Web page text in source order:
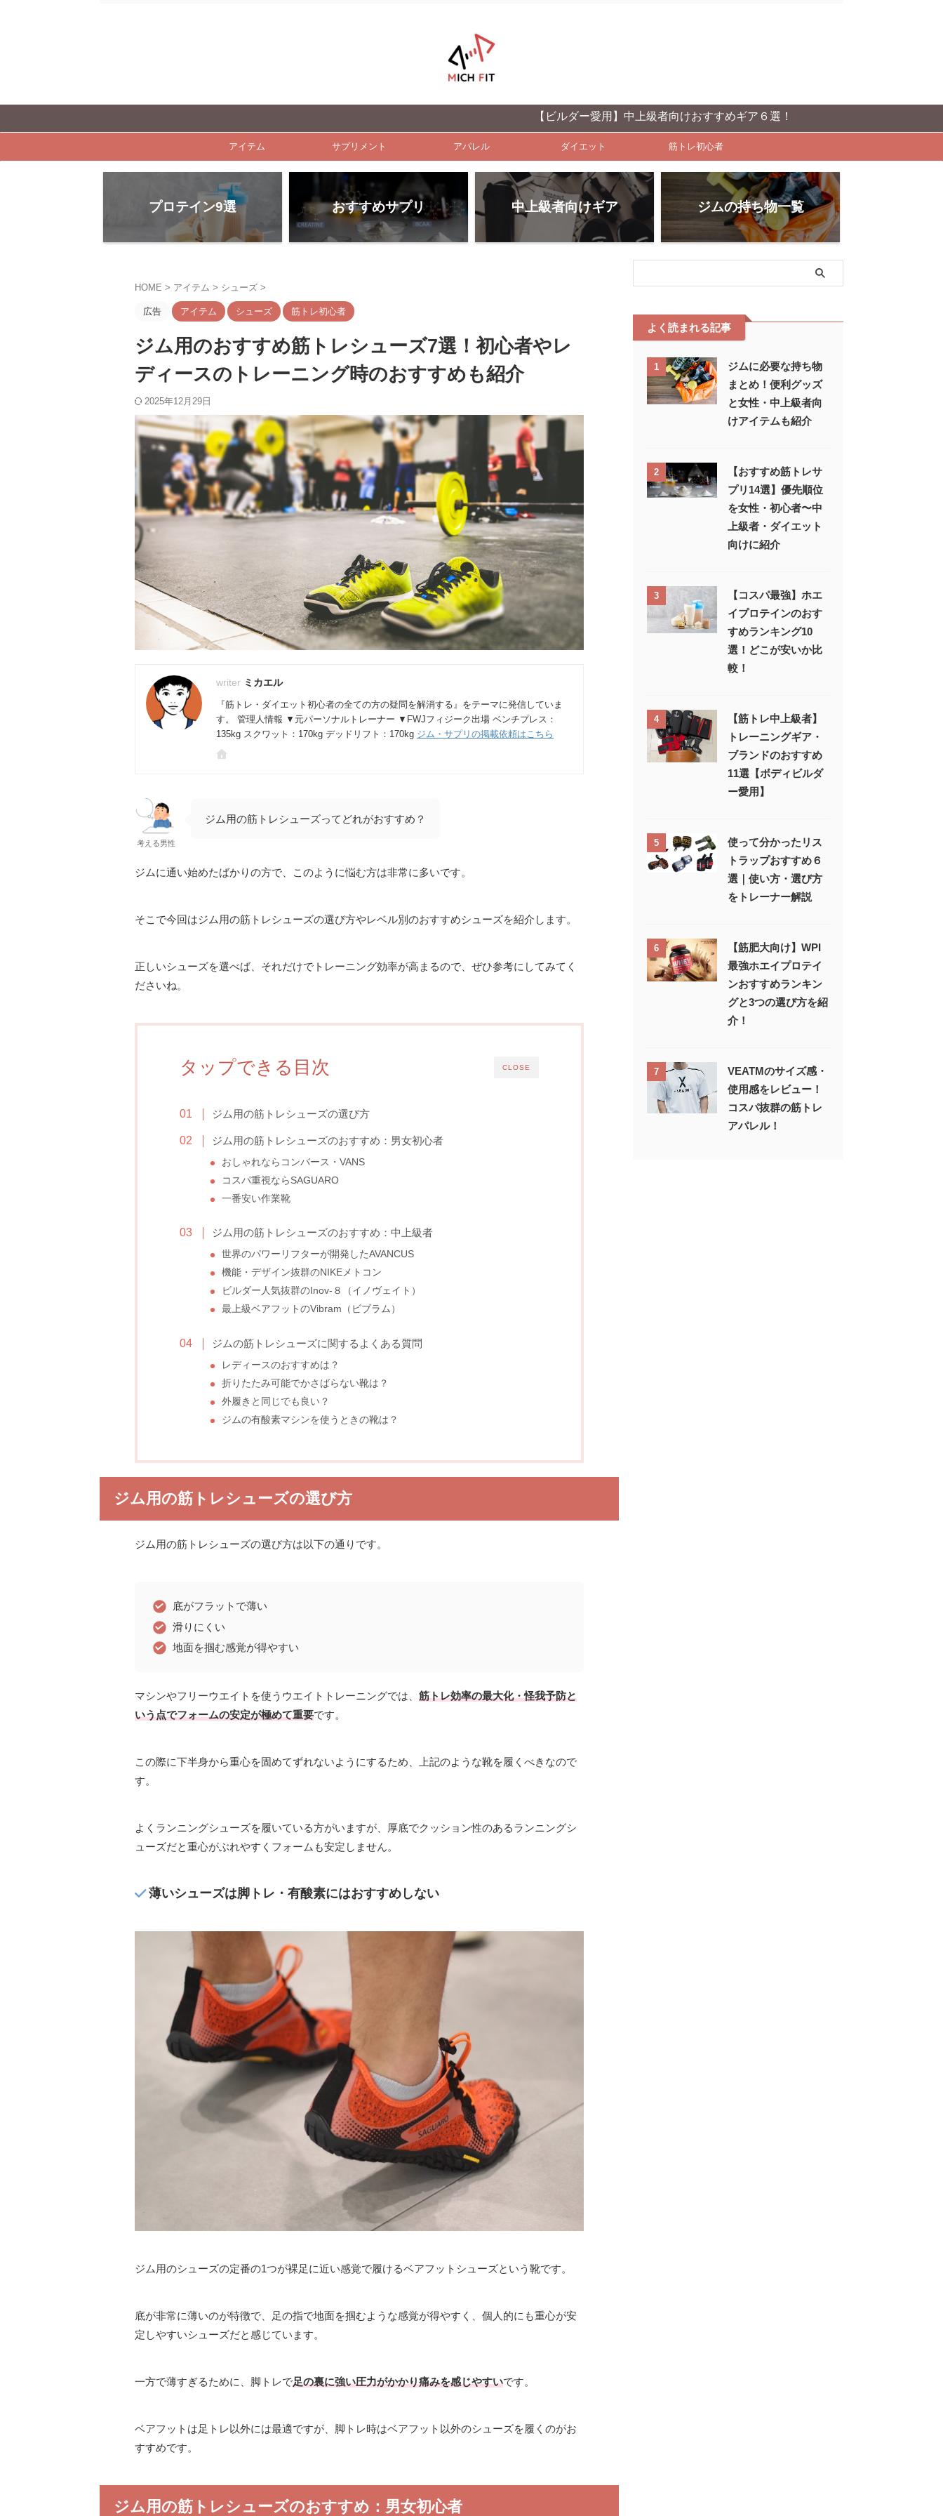
【ビルダー愛用】中上級者向けおすすめギア６選！
アイテム サプリメント アパレル ダイエット 筋トレ初心者
プロテイン9選 おすすめサプリ 中上級者向けギア ジムの持ち物一覧
HOME > アイテム > シューズ >
広告 アイテム シューズ 筋トレ初心者
ジム用のおすすめ筋トレシューズ7選！初心者やレ
ディースのトレーニング時のおすすめも紹介
2025年12月29日
ミカエル
『筋トレ・ダイエット初心者の全ての方の疑問を解消する』をテーマに発信していま
す。 管理人情報 ▼元パーソナルトレーナー ▼FWJフィジーク出場 ベンチプレス：
135kg スクワット：170kg デッドリフト：170kg ジム・サプリの掲載依頼はこちら
考える男性
ジム用の筋トレシューズってどれがおすすめ？
ジムに通い始めたばかりの方で、このように悩む方は非常に多いです。
そこで今回はジム用の筋トレシューズの選び方やレベル別のおすすめシューズを紹介します。
正しいシューズを選べば、それだけでトレーニング効率が高まるので、ぜひ参考にしてみてく
ださいね。
CLOSE
タップできる目次
ジム用の筋トレシューズの選び方
ジム用の筋トレシューズのおすすめ：男女初心者
おしゃれならコンバース・VANS
コスパ重視ならSAGUARO
一番安い作業靴
ジム用の筋トレシューズのおすすめ：中上級者
世界のパワーリフターが開発したAVANCUS
機能・デザイン抜群のNIKEメトコン
ビルダー人気抜群のInov-８（イノヴェイト）
最上級ベアフットのVibram（ビブラム）
ジムの筋トレシューズに関するよくある質問
レディースのおすすめは？
折りたたみ可能でかさばらない靴は？
外履きと同じでも良い？
ジムの有酸素マシンを使うときの靴は？
ジム用の筋トレシューズの選び方
ジム用の筋トレシューズの選び方は以下の通りです。
底がフラットで薄い
滑りにくい
地面を掴む感覚が得やすい
マシンやフリーウエイトを使うウエイトトレーニングでは、 筋トレ効率の最大化・怪我予防と
いう点でフォームの安定が極めて重要です。
この際に下半身から重心を固めてずれないようにするため、上記のような靴を履くべきなので
す。
よくランニングシューズを履いている方がいますが、厚底でクッション性のあるランニングシ
ューズだと重心がぶれやすくフォームも安定しません。
薄いシューズは脚トレ・有酸素にはおすすめしない
ジム用のシューズの定番の1つが裸足に近い感覚で履けるベアフットシューズという靴です。
底が非常に薄いのが特徴で、足の指で地面を掴むような感覚が得やすく、個人的にも重心が安
定しやすいシューズだと感じています。
一方で薄すぎるために、脚トレで足の裏に強い圧力がかかり痛みを感じやすいです。
ベアフットは足トレ以外には最適ですが、脚トレ時はベアフット以外のシューズを履くのがお
すすめです。
ジム用の筋トレシューズのおすすめ：男女初心者
よく読まれる記事
1
ジムに必要な持ち物
まとめ！便利グッズ
と女性・中上級者向
けアイテムも紹介
2
【おすすめ筋トレサ
プリ14選】優先順位
を女性・初心者〜中
上級者・ダイエット
向けに紹介
3
【コスパ最強】ホエ
イプロテインのおす
すめランキング10
選！どこが安いか比
較！
4
【筋トレ中上級者】
トレーニングギア・
ブランドのおすすめ
11選【ボディビルダ
ー愛用】
5
使って分かったリス
トラップおすすめ６
選｜使い方・選び方
をトレーナー解説
6
【筋肥大向け】WPI
最強ホエイプロテイ
ンおすすめランキン
グと3つの選び方を紹
介！
7
VEATMのサイズ感・
使用感をレビュー！
コスパ抜群の筋トレ
アパレル！